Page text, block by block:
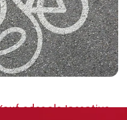
oder als Incentive